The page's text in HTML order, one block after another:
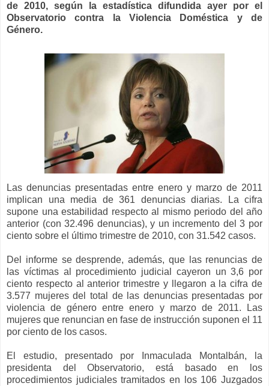
de 2010, según la estadística difundida ayer por el
Observatorio contra la Violencia Doméstica y de
Género.
Las denuncias presentadas entre enero y marzo de 2011
implican una media de 361 denuncias diarias. La cifra
supone una estabilidad respecto al mismo periodo del año
anterior (con 32.496 denuncias), y un incremento del 3 por
ciento sobre el último trimestre de 2010, con 31.542 casos.
Del informe se desprende, además, que las renuncias de
las víctimas al procedimiento judicial cayeron un 3,6 por
ciento respecto al anterior trimestre y llegaron a la cifra de
3.577 mujeres del total de las denuncias presentadas por
violencia de género entre enero y marzo de 2011. Las
mujeres que renuncian en fase de instrucción suponen el 11
por ciento de los casos.
El estudio, presentado por Inmaculada Montalbán, la
presidenta del Observatorio, está basado en los
procedimientos judiciales tramitados en los 106 Juzgados